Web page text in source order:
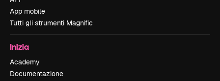
App mobile
Tutti gli strumenti Magnific
Inizia
Academy
Documentazione